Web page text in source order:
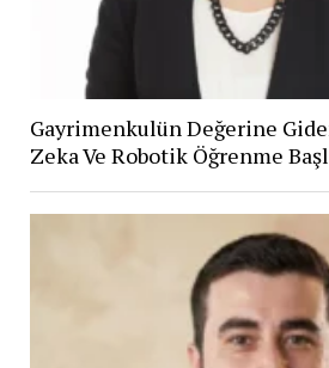
Gayrimenkulün Değerine
Zeka Ve Robotik Öğrenme